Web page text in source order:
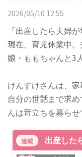
2026/05/10 12:55
「出産したら夫婦
現在、育児休業中
娘・ももちゃんと3
けんすけさんは、家
自分の世話まで求
んは苛立ちを募らせ
連載 出産した